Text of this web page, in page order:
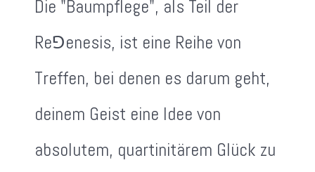
Die "Baumpflege", als Teil der
Re⅁enesis, ist eine Reihe von
Treffen, bei denen es darum geht,
deinem Geist eine Idee von
absolutem, quartinitärem Glück zu